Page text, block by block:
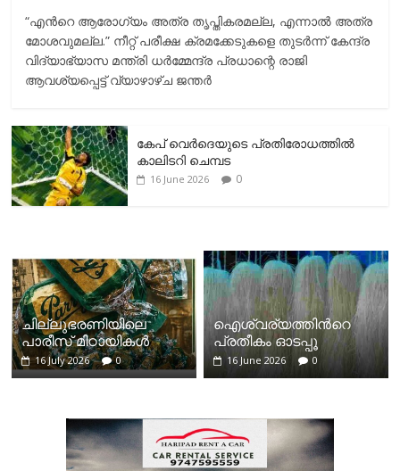
“എന്‍റെ ആരോഗ്യം അത്ര തൃപ്തികരമല്ല, എന്നാൽ അത്ര
മോശവുമല്ല.” നീറ്റ് പരീക്ഷ ക്രമക്കേടുകളെ തുടർന്ന് കേന്ദ്ര
വിദ്യാഭ്യാസ മന്ത്രി ധർമ്മേന്ദ്ര പ്രധാന്റെ രാജി
ആവശ്യപ്പെട്ട് വ്യാഴാഴ്ച ജന്തർ
കേപ് വെര്‍ദെയുടെ പ്രതിരോധത്തില്‍
കാലിടറി ചെമ്പട
16 June 2026 0
ചില്ലുഭരണിയിലെ
പാരീസ് മിഠായികള്‍
16 July 2026 0
ഐശ്വര്യത്തിന്‍റെ
പ്രതീകം ഓടപ്പൂ
16 June 2026 0